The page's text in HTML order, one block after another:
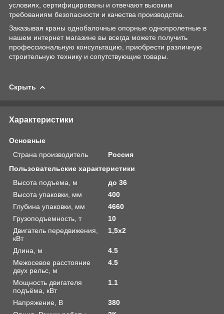
условиях, сертифицированы и отвечают высоким
требованиям безопасности и качества производства.
Заказывая краны однобалочные опорные однопролетные в
нашем интернет магазине вы всегда можете получить
профессиональную консультацию, приобрести различную
строительную технику и сопутствующие товары.
Скрыть
Характеристики
Основные
Страна производитель
Россия
Пользовательские характеристики
Высота подъема, м
до 36
Высота упаковки, мм
400
Глубина упаковки, мм
4660
Грузоподъемность, т
10
Двигатель передвижения,
кВт
1,5х2
Длина, м
4.5
Межосевое расстояние
двух рельс, м
4.5
Мощность двигателя
подъёма, кВт
1.1
Напряжение, В
380